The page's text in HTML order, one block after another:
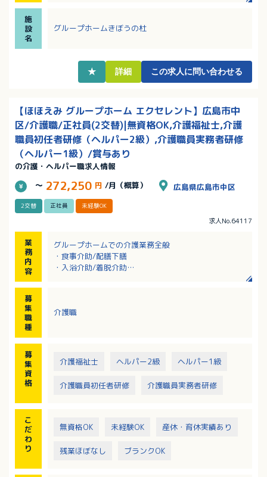
るお近くにお住いの方におすすめします！
・施設内はスキルのある職員さんが揃っています！指
施
設
名
グループホームきぼうの杜
★ 詳細 この求人に問い合わせる
【ほほえみ グループホーム エクセレント】広島市中
区/介護職/正社員(2交替)|無資格OK,介護福祉士,介護
職員初任者研修（ヘルパー2級）,介護職員実務者研修
（ヘルパー1級）/賞与あり
の介護・ヘルパー職求人情報
～ 272,250 円 /月（概算） 広島県広島市中区
2交替 正社員 未経験OK
求人No.64117
業
務
内
容
グループホームでの介護業務全般
・食事介助/配膳下膳
・入浴介助/着脱介助
募
集
職
種
介護職
募
集
資
格
介護福祉士 ヘルパー2級 ヘルパー1級
介護職員初任者研修 介護職員実務者研修
こ
だ
わ
り
無資格OK 未経験OK 産休・育休実績あり
残業ほぼなし ブランクOK